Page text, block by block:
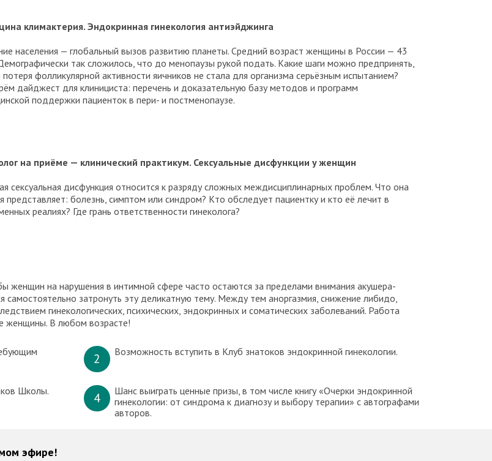
климактерия. Эндокринная гинекология антиэйджинга
населения — глобальный вызов развитию планеты. Средний возраст женщины в России — 43
так сложилось, что до менопаузы рукой подать. Какие шаги можно предпринять,
фолликулярной активности яичников не стала для организма серьёзным испытанием?
дайджест для клинициста: перечень и доказательную базу методов и программ
поддержки пациенток в пери- и постменопаузе.
на приёме — клинический практикум. Сексуальные дисфункции у женщин
сексуальная дисфункция относится к разряду сложных междисциплинарных проблем. Что она
представляет: болезнь, симптом или синдром? Кто обследует пациентку и кто её лечит в
реалиях? Где грань ответственности гинеколога?
женщин на нарушения в интимной сфере часто остаются за пределами внимания акушера-
самостоятельно затронуть эту деликатную тему. Между тем аноргазмия, снижение либидо,
гинекологических, психических, эндокринных и соматических заболеваний. Работа
женщины. В любом возрасте!
2 Возможность вступить в Клуб знатоков эндокринной гинекологии.
Школы. 4 Шанс выиграть ценные призы, в том числе книгу «Очерки эндокринной
гинекологии: от синдрома к диагнозу и выбору терапии» с автографами
авторов.
эфире!